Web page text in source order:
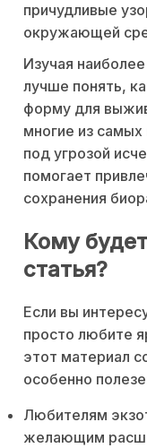
причудливые
окружающей
Изучая
лучше понять,
форму для
многие из самых
под угрозой
помогает
сохранения
Кому
статья?
Если вы
просто любите
этот материал
особенно
Любителям
желающим